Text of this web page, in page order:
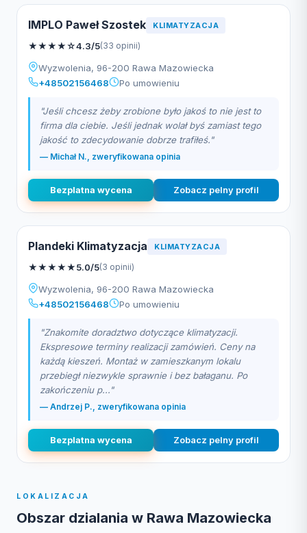
IMPLO Paweł Szostek KLIMATYZACJA
★★★★☆4.3/5(33 opinii)
Wyzwolenia, 96-200 Rawa Mazowiecka
+48502156468
Po umowieniu
"Jeśli chcesz żeby zrobione było jakoś to nie jest to
firma dla ciebie. Jeśli jednak wolał byś zamiast tego
jakość to zdecydowanie dobrze trafiłeś."
— Michał N., zweryfikowana opinia
Bezplatna wycena Zobacz pelny profil
Plandeki Klimatyzacja KLIMATYZACJA
★★★★★5.0/5(3 opinii)
Wyzwolenia, 96-200 Rawa Mazowiecka
+48502156468
Po umowieniu
"Znakomite doradztwo dotyczące klimatyzacji.
Ekspresowe terminy realizacji zamówień. Ceny na
każdą kieszeń. Montaż w zamieszkanym lokalu
przebiegł niezwykle sprawnie i bez bałaganu. Po
zakończeniu p..."
— Andrzej P., zweryfikowana opinia
Bezplatna wycena Zobacz pelny profil
LOKALIZACJA
Obszar dzialania w Rawa Mazowiecka